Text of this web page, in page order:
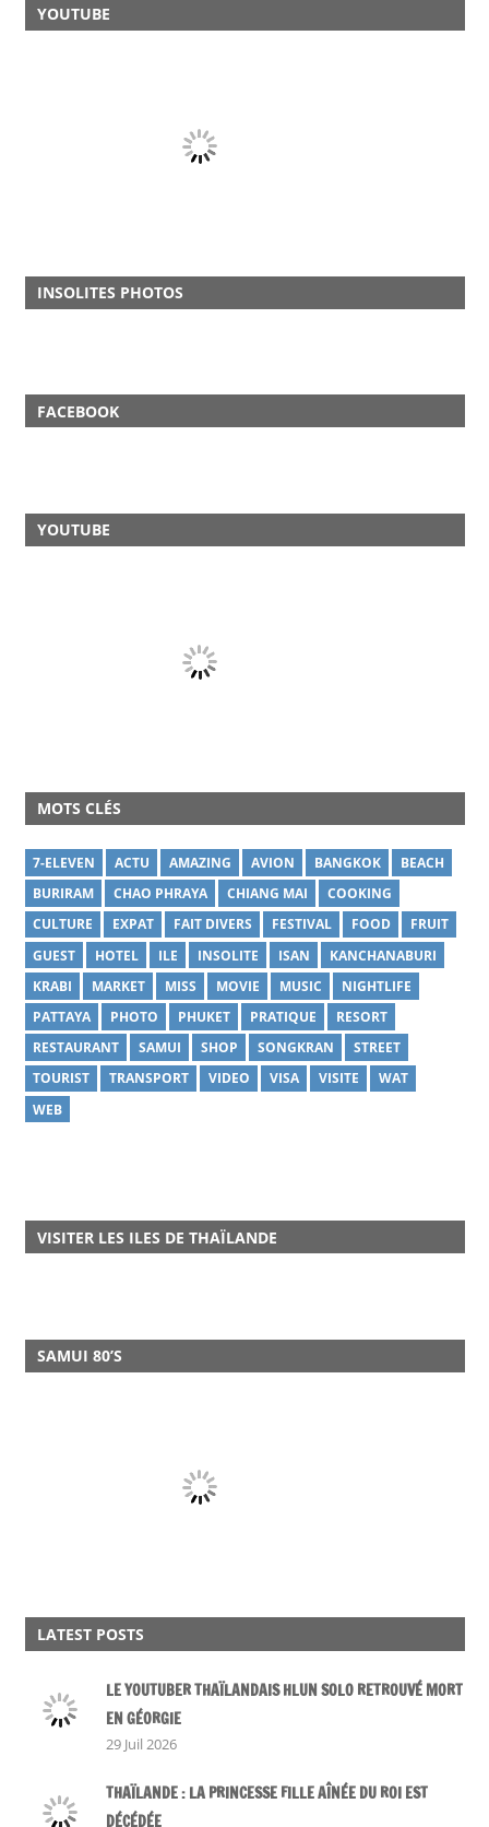
YOUTUBE
INSOLITES PHOTOS
FACEBOOK
YOUTUBE
MOTS CLÉS
7-ELEVEN ACTU AMAZING AVION BANGKOK
BEACH
BURIRAM
CHAO PHRAYA CHIANG MAI
COOKING
CULTURE
EXPAT FAIT DIVERS FESTIVAL FOOD
FRUIT
GUEST
HOTEL ILE INSOLITE ISAN
KANCHANABURI
KRABI
MARKET MISS MOVIE MUSIC
NIGHTLIFE
PATTAYA
PHOTO PHUKET PRATIQUE
RESORT
RESTAURANT
SAMUI SHOP SONGKRAN
STREET
TOURIST
TRANSPORT VIDEO VISA VISITE
WAT
WEB
VISITER LES ILES DE THAÏLANDE
SAMUI 80’S
LATEST POSTS
LE YOUTUBER THAÏLANDAIS HLUN SOLO RETROUVÉ MORT
EN GÉORGIE
29 Juil 2026
THAÏLANDE : LA PRINCESSE FILLE AÎNÉE DU ROI EST
DÉCÉDÉE